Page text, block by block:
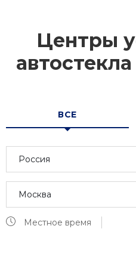
Центры
автостекла
ВСЕ
Россия
Москва
Местное время